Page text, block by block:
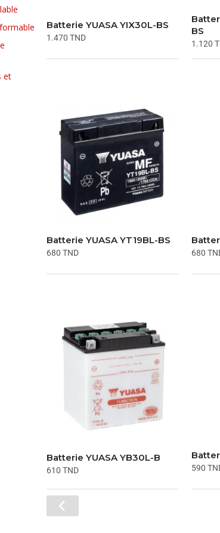
et
Batterie YUASA YIX30L-BS
1.470 TND
BS
1.120
Batterie YUASA YT19BL-BS
680 TND 680
Batterie YUASA YB30L-B
610 TND 590